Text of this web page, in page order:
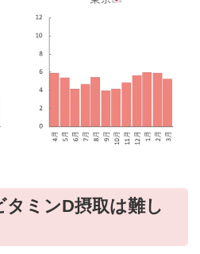
ミンD摂取は難し